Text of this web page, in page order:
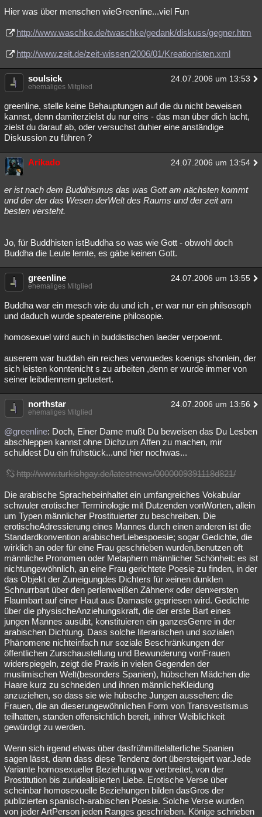
Hier was über menschen wieGreenline...viel Fun
http://www.waschke.de/twaschke/gedank/diskuss/gegner.htm
http://www.zeit.de/zeit-wissen/2006/01/Kreationisten.xml
soulsick 24.07.2006 um 13:53
ehemaliges Mitglied
greenline, stelle keine Behauptungen auf die du nicht beweisen
kannst, denn damiterzielst du nur eins - das man über dich lacht,
zielst du darauf ab, oder versuchst duhier eine anständige
Diskussion zu führen ?
Arikado 24.07.2006 um 13:54
er ist nach dem Buddhismus das was Gott am nächsten kommt
und der der das Wesen derWelt des Raums und der zeit am
besten versteht.
Jo, für Buddhisten istBuddha so was wie Gott - obwohl doch
Buddha die Leute lernte, es gäbe keinen Gott.
greenline 24.07.2006 um 13:55
ehemaliges Mitglied
Buddha war ein mesch wie du und ich , er war nur ein philsosoph
und daduch wurde speatereine philosopie.
homosexuel wird auch in buddistischen laeder verpoennt.
auserem war buddah ein reiches verwuedes koenigs shonlein, der
sich leisten konntenicht s zu arbeiten ,denn er wurde immer von
seiner leibdiennern gefuetert.
northstar 24.07.2006 um 13:56
ehemaliges Mitglied
@greenline: Doch, Einer Dame mußt Du beweisen das Du Lesben
abschleppen kannst ohne Dichzum Affen zu machen, mir
schuldest Du ein frühstück...und hier nochwas...
http://www.turkishgay.de/latestnews/0000009391118d821/
Die arabische Sprachebeinhaltet ein umfangreiches Vokabular
schwuler erotischer Terminologie mit Dutzenden vonWorten, allein
um Typen männlicher Prostituierter zu beschreiben. Die
erotischeAdressierung eines Mannes durch einen anderen ist die
Standardkonvention arabischerLiebespoesie; sogar Gedichte, die
wirklich an oder für eine Frau geschrieben wurden,benutzen oft
männliche Pronomen oder Metaphern männlicher Schönheit: es ist
nichtungewöhnlich, an eine Frau gerichtete Poesie zu finden, in der
das Objekt der Zuneigungdes Dichters für »einen dunklen
Schnurrbart über den perlenweißen Zähnen« oder den»ersten
Flaumbart auf einer Haut aus Damast« gepriesen wird. Gedichte
über die physischeAnziehungskraft, die der erste Bart eines
jungen Mannes ausübt, konstituieren ein ganzesGenre in der
arabischen Dichtung. Dass solche literarischen und sozialen
Phänomene nichteinfach nur soziale Beschränkungen der
öffentlichen Zurschaustellung und Bewunderung vonFrauen
widerspiegeln, zeigt die Praxis in vielen Gegenden der
muslimischen Welt(besonders Spanien), hübschen Mädchen die
Haare kurz zu schneiden und ihnen männlicheKleidung
anzuziehen, so dass sie wie hübsche Jungen aussehen: die
Frauen, die an dieserungewöhnlichen Form von Transvestismus
teilhatten, standen offensichtlich bereit, inihrer Weiblichkeit
gewürdigt zu werden.
Wenn sich irgend etwas über dasfrühmittelalterliche Spanien
sagen lässt, dann dass diese Tendenz dort übersteigert war.Jede
Variante homosexueller Beziehung war verbreitet, von der
Prostitution bis zuridealisierten Liebe. Erotische Verse über
scheinbar homosexuelle Beziehungen bilden dasGros der
publizierten spanisch-arabischen Poesie. Solche Verse wurden
von jeder ArtPerson jeden Ranges geschrieben. Könige schrieben